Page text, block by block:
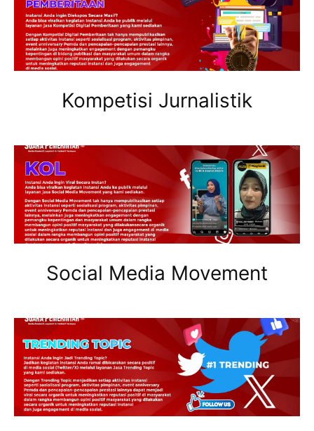
Kompetisi Jurnalistik
Social Media Movement